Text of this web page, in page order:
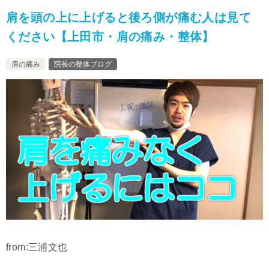
肩を頭の上に上げると後ろ側が痛む人は見て
ください【上田市・肩の痛み・整体】
肩の痛み 院長の整体ブログ
from:三浦文也